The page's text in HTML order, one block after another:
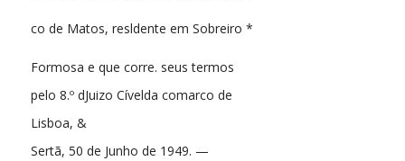
co de Matos, resldente em Sobreiro *
Formosa e que corre. seus termos
pelo 8.º dJuizo Cívelda comarco de
Lisboa, &
Sertã, 50 de Junho de 1949. —